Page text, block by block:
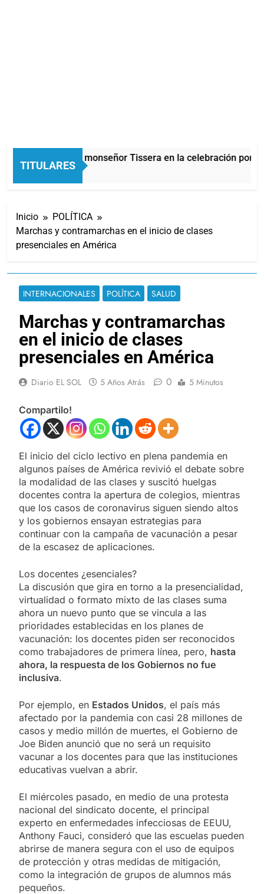
TITULARES
Carlos Balor y monseñor Tissera en la celebración por
9 Minutos Atrás
Inicio
POLÍTICA
Marchas y contramarchas en el inicio de clases
presenciales en América
INTERNACIONALES POLÍTICA SALUD
Marchas y contramarchas
en el inicio de clases
presenciales en América
Diario EL SOL 5 Años Atrás 0 5 Minutos
Compartilo!
El inicio del ciclo lectivo en plena pandemia en
algunos países de América revivió el debate sobre
la modalidad de las clases y suscitó huelgas
docentes contra la apertura de colegios, mientras
que los casos de coronavirus siguen siendo altos
y los gobiernos ensayan estrategias para
continuar con la campaña de vacunación a pesar
de la escasez de aplicaciones.
Los docentes ¿esenciales?
La discusión que gira en torno a la presencialidad,
virtualidad o formato mixto de las clases suma
ahora un nuevo punto que se vincula a las
prioridades establecidas en los planes de
vacunación: los docentes piden ser reconocidos
como trabajadores de primera línea, pero, hasta
ahora, la respuesta de los Gobiernos no fue
inclusiva.
Por ejemplo, en Estados Unidos, el país más
afectado por la pandemia con casi 28 millones de
casos y medio millón de muertes, el Gobierno de
Joe Biden anunció que no será un requisito
vacunar a los docentes para que las instituciones
educativas vuelvan a abrir.
El miércoles pasado, en medio de una protesta
nacional del sindicato docente, el principal
experto en enfermedades infecciosas de EEUU,
Anthony Fauci, consideró que las escuelas pueden
abrirse de manera segura con el uso de equipos
de protección y otras medidas de mitigación,
como la integración de grupos de alumnos más
pequeños.